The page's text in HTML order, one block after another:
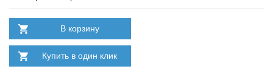
В корзину
Купить в один клик